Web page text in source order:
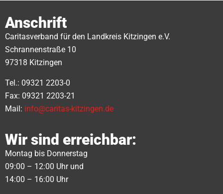
Anschrift
Caritasverband für den Landkreis Kitzingen e.V.
Schrannenstraße 10
97318 Kitzingen
Tel.: 09321 2203-0
Fax: 09321 2203-21
Mail: info@caritas-kitzingen.de
Wir sind erreichbar:
Montag bis Donnerstag
09:00 – 12:00 Uhr und
14:00 – 16:00 Uhr